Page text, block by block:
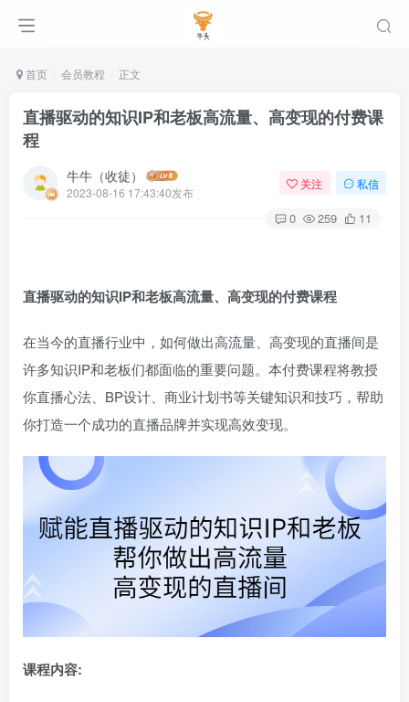
首页 会员教程 正文
直播驱动的知识IP和老板高流量、高变现的付费课
程
牛牛（收徒）
2023-08-16 17:43:40发布
关注 私信
0 259 11
直播驱动的知识IP和老板高流量、高变现的付费课程
在当今的直播行业中，如何做出高流量、高变现的直播间是
许多知识IP和老板们都面临的重要问题。本付费课程将教授
你直播心法、BP设计、商业计划书等关键知识和技巧，帮助
你打造一个成功的直播品牌并实现高效变现。
课程内容: